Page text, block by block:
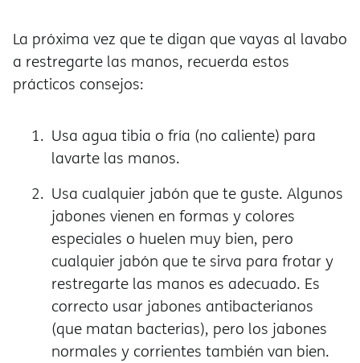
La próxima vez que te digan que vayas al lavabo
a restregarte las manos, recuerda estos
prácticos consejos:
Usa agua tibia o fría (no caliente) para
lavarte las manos.
Usa cualquier jabón que te guste. Algunos
jabones vienen en formas y colores
especiales o huelen muy bien, pero
cualquier jabón que te sirva para frotar y
restregarte las manos es adecuado. Es
correcto usar jabones antibacterianos
(que matan bacterias), pero los jabones
normales y corrientes también van bien.